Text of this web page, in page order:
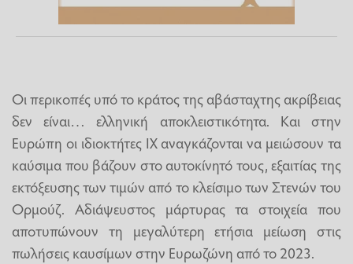
Οι περικοπές υπό το κράτος της αβάσταχτης ακρίβειας
δεν είναι… ελληνική αποκλειστικότητα. Και στην
Ευρώπη οι ιδιοκτήτες ΙΧ αναγκάζονται να μειώσουν τα
καύσιμα που βάζουν στο αυτοκίνητό τους, εξαιτίας της
εκτόξευσης των τιμών από το κλείσιμο των Στενών του
Ορμούζ. Αδιάψευστος μάρτυρας τα στοιχεία που
αποτυπώνουν τη μεγαλύτερη ετήσια μείωση στις
πωλήσεις καυσίμων στην Ευρωζώνη από το 2023.